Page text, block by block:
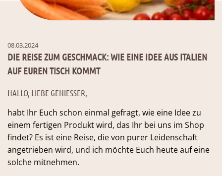
08.03.2024
DIE REISE ZUM GESCHMACK: WIE EINE IDEE AUS ITALIEN
AUF EUREN TISCH KOMMT
HALLO, LIEBE GENIESSER,
habt Ihr Euch schon einmal gefragt, wie eine Idee zu
einem fertigen Produkt wird, das Ihr bei uns im Shop
findet? Es ist eine Reise, die von purer Leidenschaft
angetrieben wird, und ich möchte Euch heute auf eine
solche mitnehmen.